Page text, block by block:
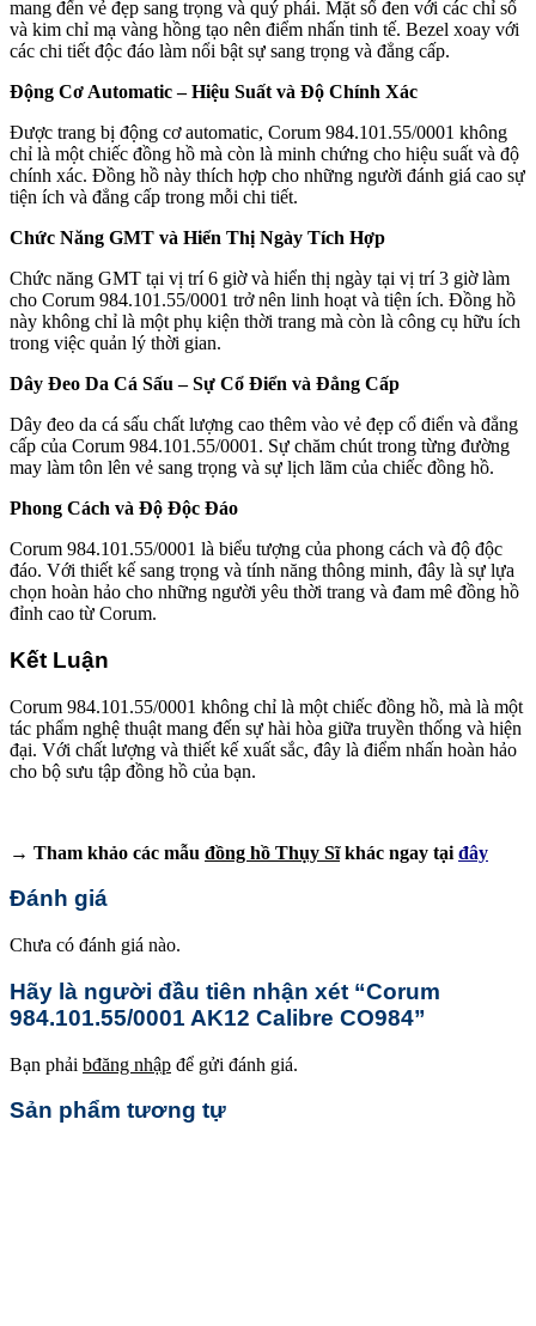
mang đến vẻ đẹp sang trọng và quý phái. Mặt số đen với các chỉ số
và kim chỉ mạ vàng hồng tạo nên điểm nhấn tinh tế. Bezel xoay với
các chi tiết độc đáo làm nổi bật sự sang trọng và đẳng cấp.
Động Cơ Automatic – Hiệu Suất và Độ Chính Xác
Được trang bị động cơ automatic, Corum 984.101.55/0001 không
chỉ là một chiếc đồng hồ mà còn là minh chứng cho hiệu suất và độ
chính xác. Đồng hồ này thích hợp cho những người đánh giá cao sự
tiện ích và đẳng cấp trong mỗi chi tiết.
Chức Năng GMT và Hiển Thị Ngày Tích Hợp
Chức năng GMT tại vị trí 6 giờ và hiển thị ngày tại vị trí 3 giờ làm
cho Corum 984.101.55/0001 trở nên linh hoạt và tiện ích. Đồng hồ
này không chỉ là một phụ kiện thời trang mà còn là công cụ hữu ích
trong việc quản lý thời gian.
Dây Đeo Da Cá Sấu – Sự Cổ Điển và Đẳng Cấp
Dây đeo da cá sấu chất lượng cao thêm vào vẻ đẹp cổ điển và đẳng
cấp của Corum 984.101.55/0001. Sự chăm chút trong từng đường
may làm tôn lên vẻ sang trọng và sự lịch lãm của chiếc đồng hồ.
Phong Cách và Độ Độc Đáo
Corum 984.101.55/0001 là biểu tượng của phong cách và độ độc
đáo. Với thiết kế sang trọng và tính năng thông minh, đây là sự lựa
chọn hoàn hảo cho những người yêu thời trang và đam mê đồng hồ
đỉnh cao từ Corum.
Kết Luận
Corum 984.101.55/0001 không chỉ là một chiếc đồng hồ, mà là một
tác phẩm nghệ thuật mang đến sự hài hòa giữa truyền thống và hiện
đại. Với chất lượng và thiết kế xuất sắc, đây là điểm nhấn hoàn hảo
cho bộ sưu tập đồng hồ của bạn.
→ Tham khảo các mẫu đồng hồ Thụy Sĩkhác ngay tại đây
Đánh giá
Chưa có đánh giá nào.
Hãy là người đầu tiên nhận xét “Corum
984.101.55/0001 AK12 Calibre CO984”
Bạn phải bđăng nhập để gửi đánh giá.
Sản phẩm tương tự